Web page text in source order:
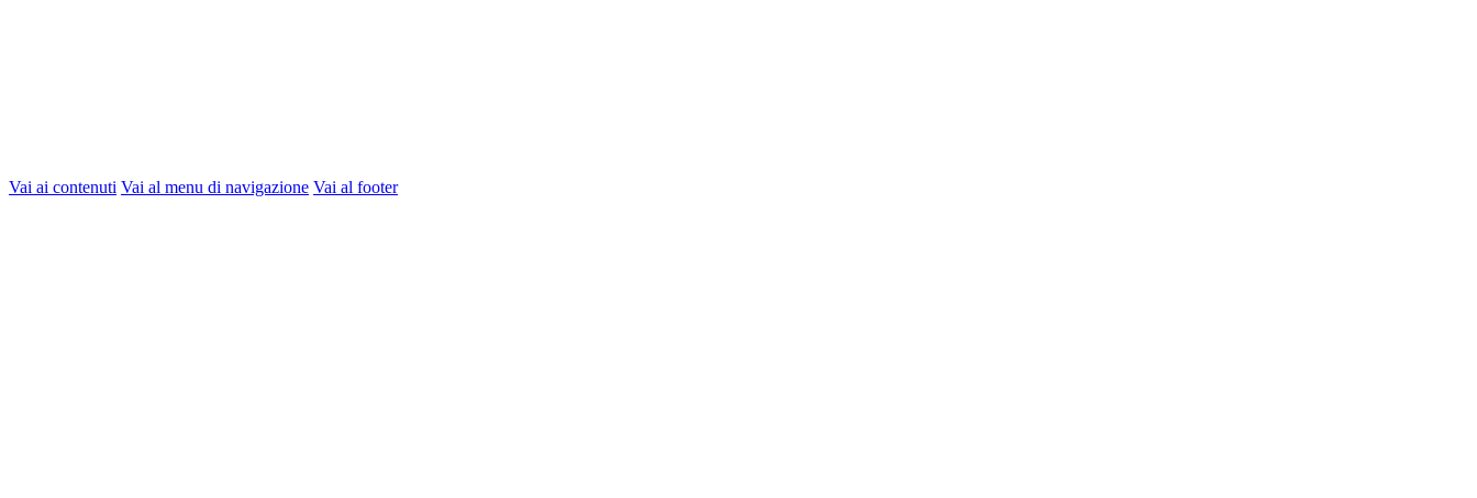
Vai ai contenuti Vai al menu di navigazione Vai al footer